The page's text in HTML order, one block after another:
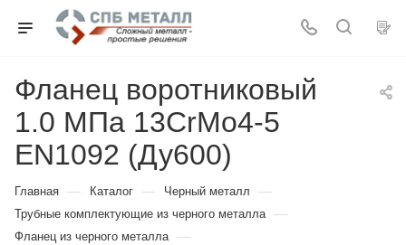
Фланец воротниковый
1.0 МПа 13CrMo4-5
EN1092 (Ду600)
Главная — Каталог — Черный металл —
Трубные комплектующие из черного металла —
Фланец из черного металла —